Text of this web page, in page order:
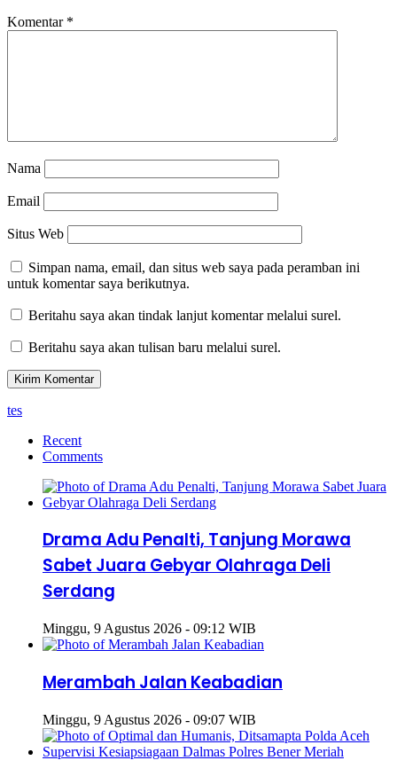
Komentar *
Nama
Email
Situs Web
Simpan nama, email, dan situs web saya pada peramban ini
untuk komentar saya berikutnya.
Beritahu saya akan tindak lanjut komentar melalui surel.
Beritahu saya akan tulisan baru melalui surel.
tes
Recent
Comments
Drama Adu Penalti, Tanjung Morawa
Sabet Juara Gebyar Olahraga Deli
Serdang
Minggu, 9 Agustus 2026 - 09:12 WIB
Merambah Jalan Keabadian
Minggu, 9 Agustus 2026 - 09:07 WIB